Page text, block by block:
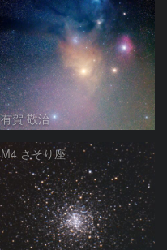
有賀 敬治
M4 さそり座